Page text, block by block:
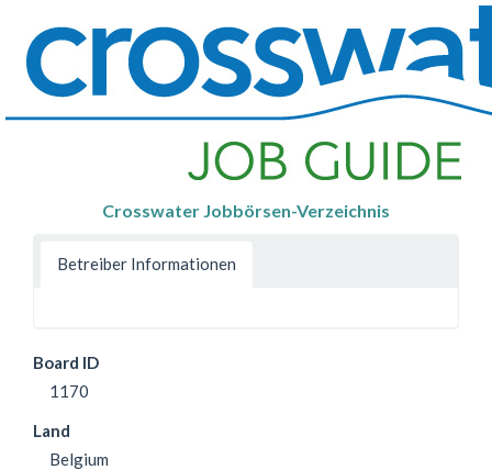
Crosswater Jobbörsen-Verzeichnis
Betreiber Informationen
Board ID
1170
Land
Belgium